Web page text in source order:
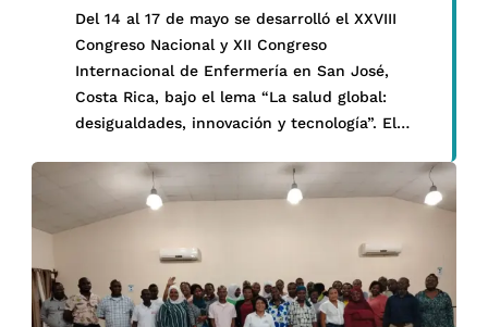
Del 14 al 17 de mayo se desarrolló el XXVIII
Congreso Nacional y XII Congreso
Internacional de Enfermería en San José,
Costa Rica, bajo el lema “La salud global:
desigualdades, innovación y tecnología”. El
Enfermeras de Costa Rica y congregó a
destacados especialistas de Brasil, Chile,
Colombia, España, […]